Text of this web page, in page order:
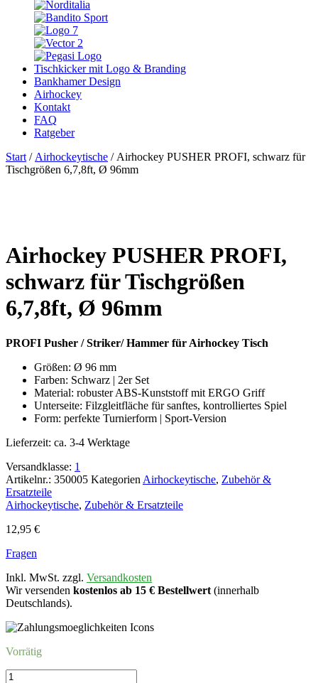
Tischkicker mit Logo & Branding
Bankhamer Design
Airhockey
Kontakt
FAQ
Ratgeber
Start / Airhockeytische / Airhockey PUSHER PROFI, schwarz für
Tischgrößen 6,7,8ft, Ø 96mm
Airhockey PUSHER PROFI,
schwarz für Tischgrößen
6,7,8ft, Ø 96mm
PROFI Pusher / Striker/ Hammer für Airhockey Tisch
Größen: Ø 96 mm
Farben: Schwarz | 2er Set
Material: robuster ABS-Kunststoff mit ERGO Griff
Unterseite: Filzgleitfläche für sanftes, kontrolliertes Spiel
Form: perfekte Turnierform | Sport-Version
Lieferzeit: ca. 3-4 Werktage
Versandklasse: 1
Artikelnr.: 350005 Kategorien Airhockeytische, Zubehör &
Ersatzteile
Airhockeytische, Zubehör & Ersatzteile
12,95 €
Fragen
Inkl. MwSt. zzgl. Versandkosten
Wir versenden kostenlos ab 15 € Bestellwert (innerhalb
Deutschlands).
Vorrätig
Airhockey